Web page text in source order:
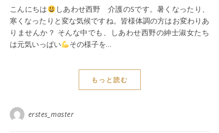
こんにちは
しあわせ西野 介護のSです。暑くなったり、
寒くなったりと変な気候ですね。皆様体調の方はお変わりあ
りませんか？ そんな中でも、しあわせ西野の紳士淑女たち
は元気いっぱい
その様子を…
もっと読む
erstes_master